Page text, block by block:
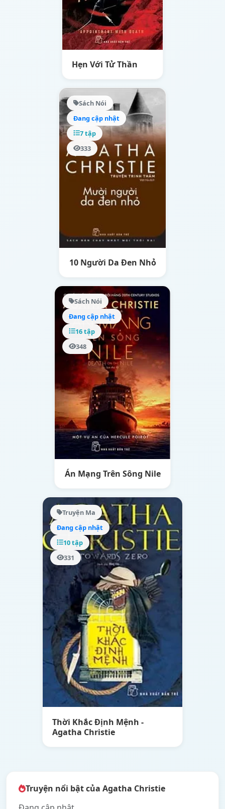
Hẹn Với Tử Thần
Sách Nói
Đang cập nhật
7 tập
333
10 Người Da Đen Nhỏ
Sách Nói
Đang cập nhật
16 tập
348
Án Mạng Trên Sông Nile
Truyện Ma
Đang cập nhật
10 tập
331
Thời Khắc Định Mệnh -
Agatha Christie
Truyện nổi bật của Agatha Christie